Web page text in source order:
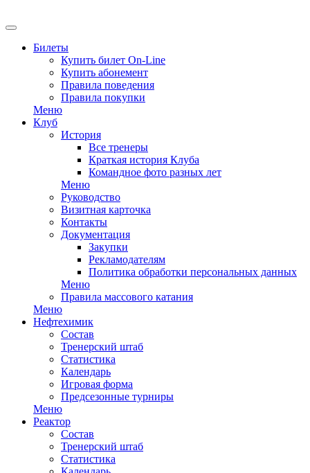
Билеты
Купить билет On-Line
Купить абонемент
Правила поведения
Правила покупки
Меню
Клуб
История
Все тренеры
Краткая история Клуба
Командное фото разных лет
Меню
Руководство
Визитная карточка
Контакты
Документация
Закупки
Рекламодателям
Политика обработки персональных данных
Меню
Правила массового катания
Меню
Нефтехимик
Состав
Тренерский штаб
Статистика
Календарь
Игровая форма
Предсезонные турниры
Меню
Реактор
Состав
Тренерский штаб
Статистика